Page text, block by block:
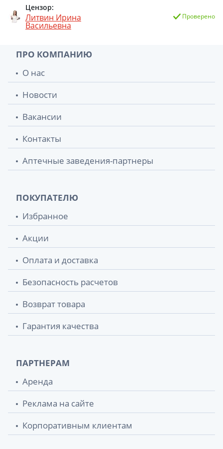
Цензор:
Литвин Ирина
Васильевна
Проверено
ПРО КОМПАНИЮ
О нас
Новости
Вакансии
Контакты
Аптечные заведения-партнеры
ПОКУПАТЕЛЮ
Избранное
Акции
Оплата и доставка
Безопасность расчетов
Возврат товара
Гарантия качества
ПАРТНЕРАМ
Аренда
Реклама на сайте
Корпоративным клиентам